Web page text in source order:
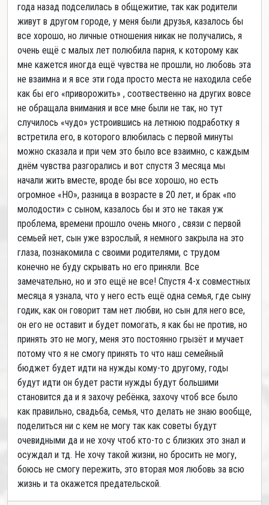
года назад подселилась в общежитие, так как родители
живут в другом городе, у меня были друзья, казалось бы
все хорошо, но личные отношения никак не получались, я
очень ещё с малых лет полюбила парня, к которому как
мне кажется иногда ещё чувства не прошли, но любовь эта
не взаимна и я все эти года просто места не находила себе
как бы его «приворожить» , соотвественно на других вовсе
не обращала внимания и все мне были не так, но тут
случилось «чудо» устроившись на летнюю подработку я
встретила его, в которого влюбилась с первой минуты
можно сказала и при чем это было все взаимно, с каждым
днём чувства разгорались и вот спустя 3 месяца мы
начали жить вместе, вроде бы все хорошо, но есть
огромное «НО», разница в возрасте в 20 лет, и брак «по
молодости» с сыном, казалось бы и это не такая уж
проблема, времени прошло очень много , связи с первой
семьей нет, сын уже взрослый, я немного закрыла на это
глаза, познакомила с своими родителями, с трудом
конечно не буду скрывать но его приняли. Все
замечательно, но и это ещё не все! Спустя 4-х совместных
месяца я узнала, что у него есть ещё одна семья, где сыну
годик, как он говорит там нет любви, но сын для него все,
он его не оставит и будет помогать, я как бы не против, но
принять это не могу, меня это постоянно грызёт и мучает
потому что я не смогу принять то что наш семейный
бюджет будет идти на нужды кому-то другому, годы
будут идти он будет расти нужды будут большими
становится да и я захочу ребёнка, захочу чтоб все было
как правильно, свадьба, семья, что делать не знаю вообще,
поделиться ни с кем не могу так как советы будут
очевидными да и не хочу чтоб кто-то с близких это знал и
осуждал и тд. Не хочу такой жизни, но бросить не могу,
боюсь не смогу пережить, это вторая моя любовь за всю
жизнь и та окажется предательской.